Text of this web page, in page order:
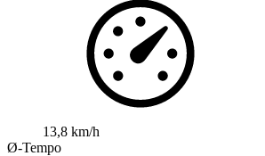
13,8 km/h
Ø-Tempo